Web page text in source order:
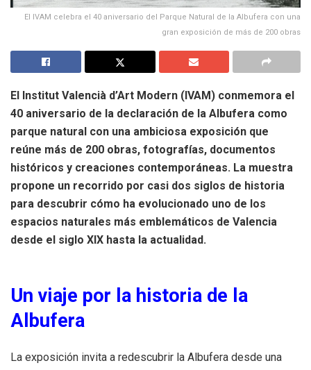
El IVAM celebra el 40 aniversario del Parque Natural de la Albufera con una
gran exposición de más de 200 obras
El Institut Valencià d’Art Modern (IVAM) conmemora el
40 aniversario de la declaración de la Albufera como
parque natural con una ambiciosa exposición que
reúne más de 200 obras, fotografías, documentos
históricos y creaciones contemporáneas. La muestra
propone un recorrido por casi dos siglos de historia
para descubrir cómo ha evolucionado uno de los
espacios naturales más emblemáticos de Valencia
desde el siglo XIX hasta la actualidad.
Un viaje por la historia de la
Albufera
La exposición invita a redescubrir la Albufera desde una